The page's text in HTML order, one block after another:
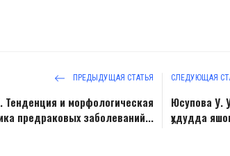
ПРЕДЫДУЩАЯ СТАТЬЯ
и морфологическая
предраковых заболеваний...
СЛЕДУЮЩАЯ
Юсупова У.
ҳудудда